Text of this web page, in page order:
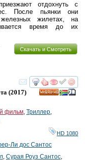
отдохнуть с
После пьянки они
жилетах, на
время до их
Скачать и Смотреть
смотреть
(2017)
фильм, Триллер,
HD 1080
Ли дос Сантос
, Сурая Роуз Сантос,